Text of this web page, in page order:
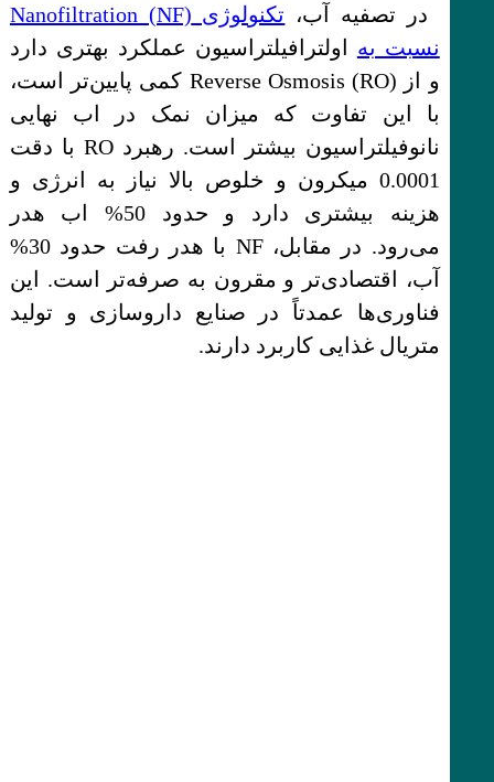
در تصفیه آب،
تکنولوژی Nanofiltration (NF)
نسبت به اولترافیلتراسیون عملکرد بهتری دارد
و از Reverse Osmosis (RO) کمی پایین‌تر است،
با این تفاوت که میزان نمک در اب نهایی
نانوفیلتراسیون بیشتر است. رهبرد RO با دقت
0.0001 میکرون و خلوص بالا نیاز به انرژی و
هزینه بیشتری دارد و حدود 50% اب هدر
می‌رود. در مقابل، NF با هدر رفت حدود 30%
آب، اقتصادی‌تر و مقرون به صرفه‌تر است. این
فناوری‌ها عمدتاً در صنایع داروسازی و تولید
متریال غذایی کاربرد دارند.